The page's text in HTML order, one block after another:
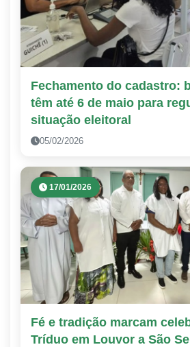
Fechamento do cadastro:
têm até 6 de maio para
situação eleitoral
05/02/2026
17/01/2026
Fé e tradição marcam
Tríduo em Louvor a São